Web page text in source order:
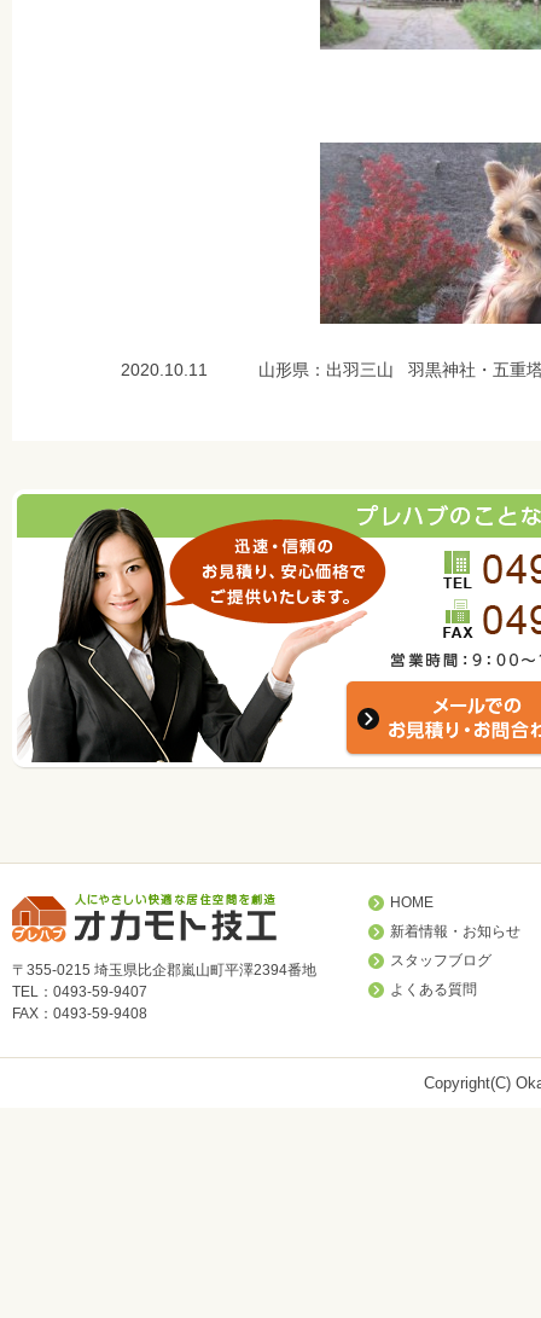
2020.10.11 山形県：出羽三山 羽黒神社・五重塔
〒355-0215 埼玉県比企郡嵐山町平澤2394番地
TEL：0493-59-9407
FAX：0493-59-9408
HOME
新着情報・お知らせ
スタッフブログ
よくある質問
Copyright(C)